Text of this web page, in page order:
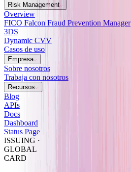
Risk Management
Overview
FICO Falcon Fraud Prevention Manager
3DS
Dynamic CVV
Casos de uso
Empresa
Sobre nosotros
Trabaja con nosotros
Recursos
Blog
APIs
Docs
Dashboard
Status Page
ISSUING ·
GLOBAL
CARD